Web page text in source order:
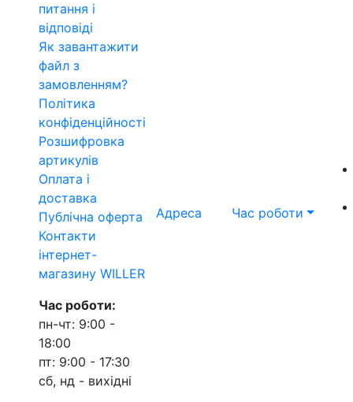
питання і
відповіді
Як завантажити
файл з
замовленням?
Політика
конфіденційності
Розшифровка
артикулів
Оплата і
доставка
Публічна оферта
Контакти
інтернет-
магазину WILLER
Час роботи:
пн-чт: 9:00 -
18:00
пт: 9:00 - 17:30
сб, нд - вихідні
Адреса Час роботи